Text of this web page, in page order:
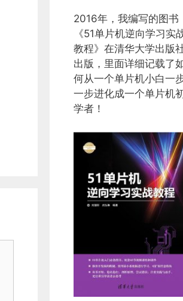
2016年，我编写的图书
《51单片机逆向学习实
教程》在清华大学出版
出版，里面详细记载了
何从一个单片机小白一
一步进化成一个单片机
学者！